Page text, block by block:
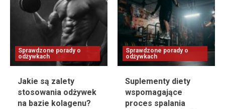
Sprawdzone porady o
odżywkach
Jakie są zalety
stosowania odżywek
na bazie kolagenu?
Sprawdzone porady o
odżywkach
Suplementy diety
wspomagające
proces spalania